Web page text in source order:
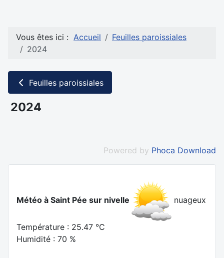
Vous êtes ici : Accueil
Feuilles paroissiales
2024
Feuilles paroissiales
2024
Powered by Phoca Download
Météo à Saint Pée sur nivelle nuageux
Température : 25.47 °C
Humidité : 70 %